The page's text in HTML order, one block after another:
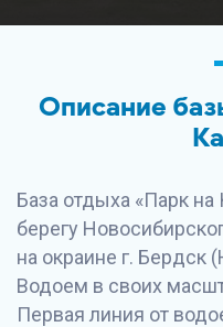
Описание
База отдыха «Парк
берегу
на окраине г. Бердск
Водоем в своих
Первая линия от